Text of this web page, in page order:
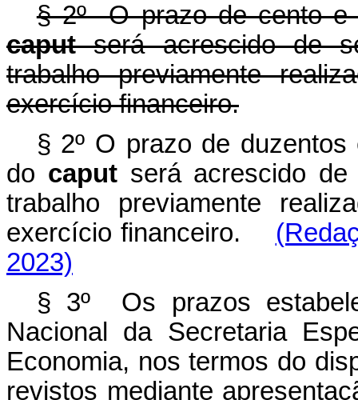
§ 2º O prazo de cento e
caputserá acrescido de
trabalho previamente
exercício financeiro.
§ 2º O prazo de
do caputserá acrescido de
trabalho previamente
exercício financeiro.
2023)
§ 3º Os prazos
Nacional da Secretaria
Economia, nos termos do
revistos mediante